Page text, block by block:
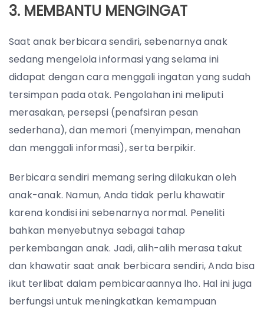
3. MEMBANTU MENGINGAT
Saat anak berbicara sendiri, sebenarnya anak
sedang mengelola informasi yang selama ini
didapat dengan cara menggali ingatan yang sudah
tersimpan pada otak. Pengolahan ini meliputi
merasakan, persepsi (penafsiran pesan
sederhana), dan memori (menyimpan, menahan
dan menggali informasi), serta berpikir.
Berbicara sendiri memang sering dilakukan oleh
anak-anak. Namun, Anda tidak perlu khawatir
karena kondisi ini sebenarnya normal. Peneliti
bahkan menyebutnya sebagai tahap
perkembangan anak. Jadi, alih-alih merasa takut
dan khawatir saat anak berbicara sendiri, Anda bisa
ikut terlibat dalam pembicaraannya lho. Hal ini juga
berfungsi untuk meningkatkan kemampuan